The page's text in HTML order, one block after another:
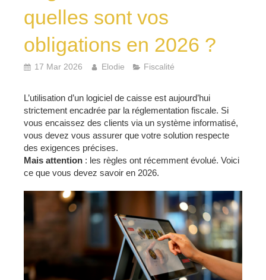
quelles sont vos
obligations en 2026 ?
17 Mar 2026 Elodie Fiscalité
L’utilisation d’un logiciel de caisse est aujourd’hui
strictement encadrée par la réglementation fiscale. Si
vous encaissez des clients via un système informatisé,
vous devez vous assurer que votre solution respecte
des exigences précises.
Mais attention : les règles ont récemment évolué. Voici
ce que vous devez savoir en 2026.